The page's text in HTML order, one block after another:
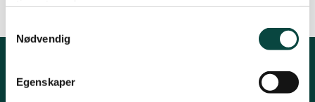
Nødvendig
Egenskaper
Kontakt fylkeslaget